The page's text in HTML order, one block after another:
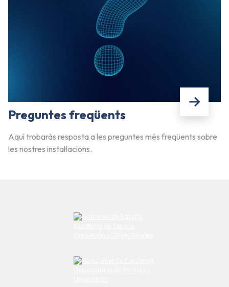
Preguntes freqüents
Aquí trobaràs resposta a les preguntes més freqüents sobre
les nostres instal·lacions.